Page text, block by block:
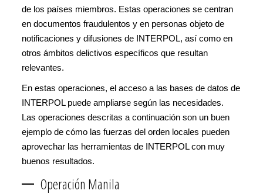
de los países miembros. Estas operaciones se centran
en documentos fraudulentos y en personas objeto de
notificaciones y difusiones de INTERPOL, así como en
otros ámbitos delictivos específicos que resultan
relevantes.
En estas operaciones, el acceso a las bases de datos de
INTERPOL puede ampliarse según las necesidades.
Las operaciones descritas a continuación son un buen
ejemplo de cómo las fuerzas del orden locales pueden
aprovechar las herramientas de INTERPOL con muy
buenos resultados.
Operación Manila